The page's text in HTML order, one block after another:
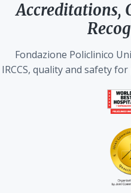
Accreditations,
Fondazione Policlinico
IRCCS, quality and safety